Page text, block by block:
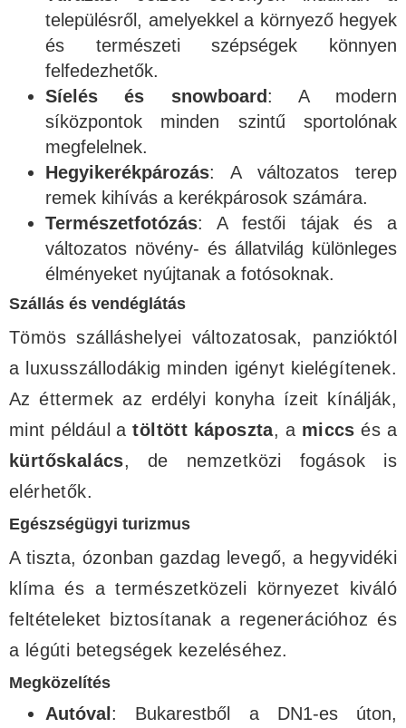
településről, amelyekkel a környező hegyek
és természeti szépségek könnyen
felfedezhetők.
Síelés és snowboard : A modern
síközpontok minden szintű sportolónak
megfelelnek.
Hegyikerékpározás: A változatos terep
remek kihívás a kerékpárosok számára.
Természetfotózás: A festői tájak és a
változatos növény- és állatvilág különleges
élményeket nyújtanak a fotósoknak.
Szállás és vendéglátás
Tömös szálláshelyei változatosak, panzióktól
a luxusszállodákig minden igényt kielégítenek.
Az éttermek az erdélyi konyha ízeit kínálják,
mint például atöltött káposzta, a miccs és a
kürtőskalács, de nemzetközi fogások is
elérhetők.
Egészségügyi turizmus
A tiszta, ózonban gazdag levegő, a hegyvidéki
klíma és a természetközeli környezet kiváló
feltételeket biztosítanak a regenerációhoz és
a légúti betegségek kezeléséhez.
Megközelítés
Autóval : Bukarestből a DN1-es úton,